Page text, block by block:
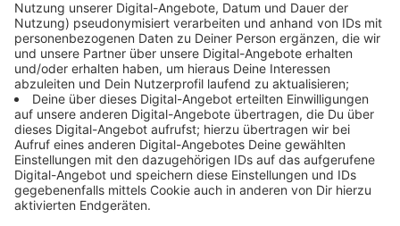
den Kontrollen am vergangenen Freitag knapp 90
Autos aus dem Verkehr gezogen. Sie waren überladen,
oder das Urlaubsgepäck einfach schlecht gesichert.
Außerdem sind in Krefeld und dem Kreis insgesamt 34
Personen mit Handy am Steuer erwischt worden, In
mehr als 40 Fällen waren die Insassen nicht richtig
angeschnallt oder haben Fehler beim Abbiegen oder
der Vorfahrt gemacht. Ziel der Kontrollen sei es das
Bewusstsein der Urlauber zu schärfen, damit alle
sicher ans Ziel kommen, so die Polizei. Den Krefelder